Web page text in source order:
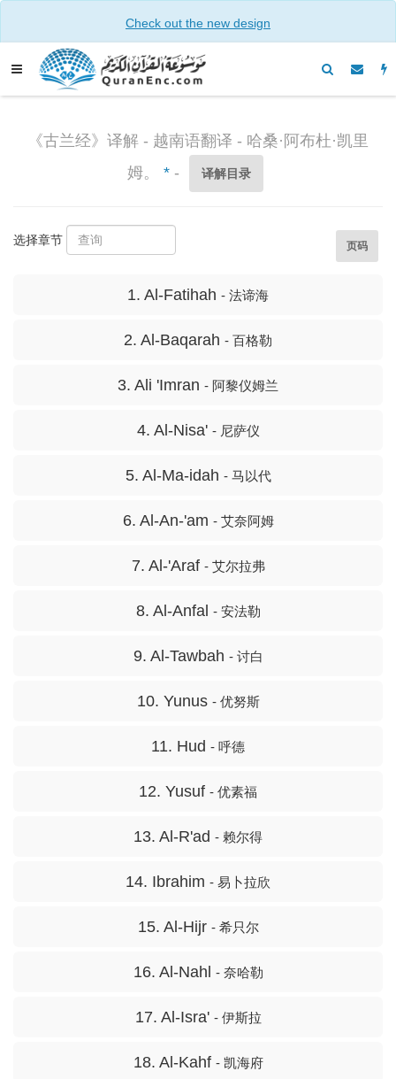
Check out the new design
《古兰经》译解 - 越南语翻译 - 哈桑·阿布杜·凯里
姆。* - 译解目录
选择章节 页码
1. Al-Fatihah - 法谛海
2. Al-Baqarah - 百格勒
3. Ali 'Imran - 阿黎仪姆兰
4. Al-Nisa' - 尼萨仪
5. Al-Ma-idah - 马以代
6. Al-An-'am - 艾奈阿姆
7. Al-'Araf - 艾尔拉弗
8. Al-Anfal - 安法勒
9. Al-Tawbah - 讨白
10. Yunus - 优努斯
11. Hud - 呼德
12. Yusuf - 优素福
13. Al-R'ad - 赖尔得
14. Ibrahim - 易卜拉欣
15. Al-Hijr - 希只尔
16. Al-Nahl - 奈哈勒
17. Al-Isra' - 伊斯拉
18. Al-Kahf - 凯海府